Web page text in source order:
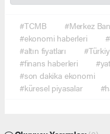
#TCMB #Merkez
#ekonomi haberleri
#altın fiyatları
#finans haberleri
#son dakika ekonomi
#küresel piyasalar